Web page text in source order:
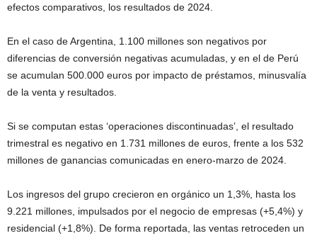
efectos comparativos, los resultados de 2024.
En el caso de Argentina, 1.100 millones son negativos por
diferencias de conversión negativas acumuladas, y en el de Perú
se acumulan 500.000 euros por impacto de préstamos, minusvalía
de la venta y resultados.
Si se computan estas ‘operaciones discontinuadas’, el resultado
trimestral es negativo en 1.731 millones de euros, frente a los 532
millones de ganancias comunicadas en enero-marzo de 2024.
Los ingresos del grupo crecieron en orgánico un 1,3%, hasta los
9.221 millones, impulsados por el negocio de empresas (+5,4%) y
residencial (+1,8%). De forma reportada, las ventas retroceden un